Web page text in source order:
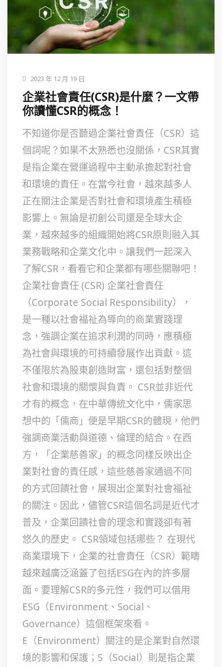
2023 年 12 月 19 日
企業社會責任(CSR)是什麼？一文帶
你讀懂CSR的概念！
不知道你是否聽過企業社會責任（CSR）這
個詞呢？如果不太熟悉也沒關係，CSR其實
是指企業在營運過程中主動承擔起對社會
和環境的責任。在當今社會，越來越多人
正在關注企業是否對社會和環境產生積極
影響上。無論是初創公司還是全球大企
業，越來越多的組織開始將CSR原則融入其
業務戰略和企業文化中。讓我們一起深入
了解CSR，看看它和企業都有哪些關聯吧！
企業社會責任 (CSR) 企業社會責任
（Corporate Social Responsibility），
是一種以社會福祉為導向的商業實踐理
念，強調企業在追求利潤的同時，應積極
為社會與環境的可持續發展作出貢獻。這
不僅限於為股東創造財富，還包括對整個
社會和環境的關懷與負責。 CSR並非近代
才有的概念，在中華傳統文化中，儒家思
想中的「儒商」便是早期CSR的體現，他們
強調商業活動與道德、倫理的結合。在西
方，「企業慈善家」的概念同樣反映出企
業對社會的責任感，這些慈善家通過不同
的方式回饋社會，展現出企業對社會福祉
的關注。因此，儘管CSR這個名詞是近代才
普及，企業回饋社會的理念和實踐卻有著
悠久的歷史。 CSR領域包括哪些？ 在現代
商業環境下，企業的社會責任（CSR）範疇
越來越廣泛涵蓋了包括ESG在內的許多層
面。要理解CSR的多元性，我們可以借用
ESG（Environment、Social、
Governance）這個框架來看。
E（Environment）關注的是企業對自然環
境的影響和保護；S（Social）則是指企業